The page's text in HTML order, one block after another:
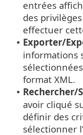
entrées
des
effectuer
• Exporter/
informations
format XML.
• Rechercher/
avoir cliqué
définir des
sélectionner